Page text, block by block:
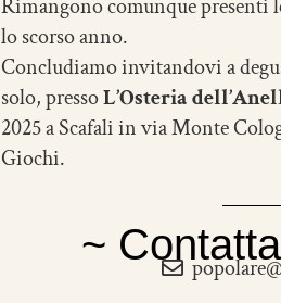
Rimangono comunque presenti
lo scorso anno.
Concludiamo invitandovi a
solo, pressoL’Osteria
2025 a Scafali in via Monte
Giochi.
~